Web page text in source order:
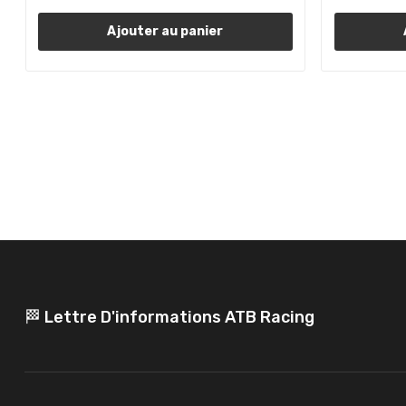
Ajouter au panier
🏁 Lettre D'informations ATB Racing